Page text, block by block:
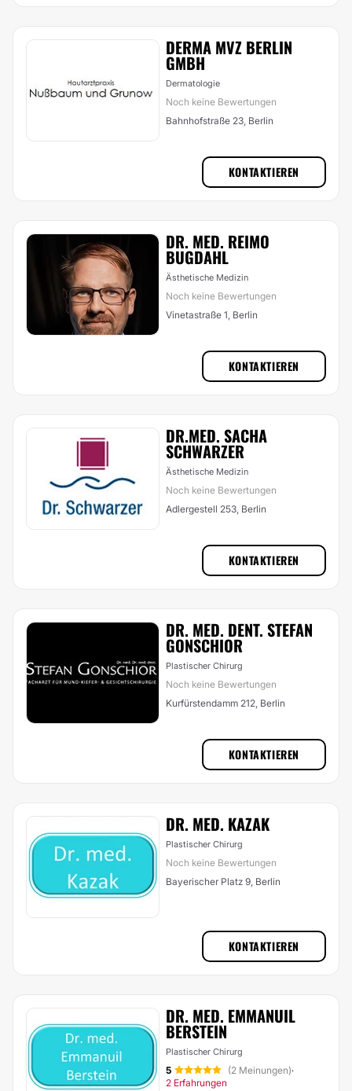
DERMA MVZ BERLIN
GMBH
Dermatologie
Noch keine Bewertungen
Bahnhofstraße 23, Berlin
KONTAKTIEREN
DR. MED. REIMO
BUGDAHL
Ästhetische Medizin
Noch keine Bewertungen
Vinetastraße 1, Berlin
KONTAKTIEREN
DR.MED. SACHA
SCHWARZER
Ästhetische Medizin
Noch keine Bewertungen
Adlergestell 253, Berlin
KONTAKTIEREN
DR. MED. DENT. STEFAN
GONSCHIOR
Plastischer Chirurg
Noch keine Bewertungen
Kurfürstendamm 212, Berlin
KONTAKTIEREN
DR. MED. KAZAK
Plastischer Chirurg
Noch keine Bewertungen
Bayerischer Platz 9, Berlin
KONTAKTIEREN
DR. MED. EMMANUIL
BERSTEIN
Plastischer Chirurg
5 (2 Meinungen)·
2 Erfahrungen